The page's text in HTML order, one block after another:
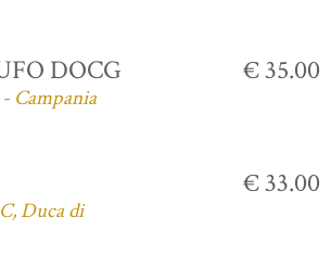
DOCG
Campania
€ 35.00
Duca di
€ 33.00